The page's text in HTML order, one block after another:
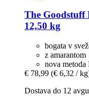
The Goodstuff
12,50 kg
bogata v
z amarantom
nova metoda
€ 78,99 (€ 6,32 /
Dostava do 12